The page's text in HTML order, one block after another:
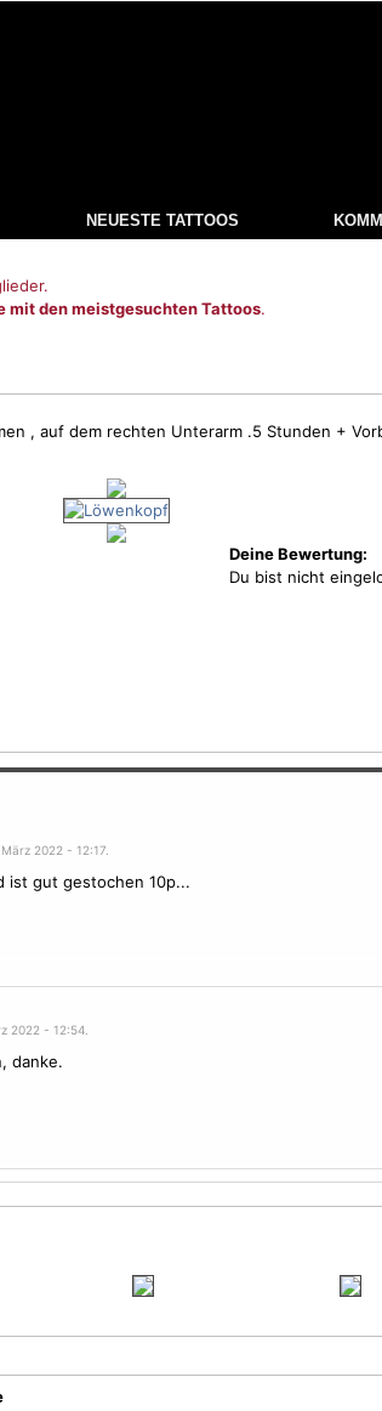
NEUESTE TATTOOS
mit den meistgesuchten Tattoos.
, auf dem rechten Unterarm .5 Stunden +
Deine Bewertung:
Du bist nicht
2022 - 12:17.
ist gut gestochen 10p...
2022 - 12:54.
danke.